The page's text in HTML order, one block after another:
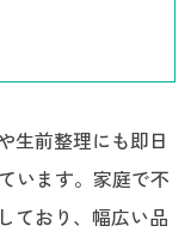
生前整理にも即日
います。家庭で不
ており、幅広い品